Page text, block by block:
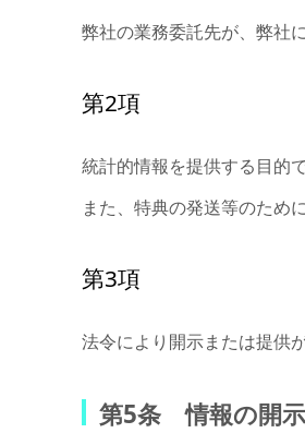
弊社の業務委託先が、弊社
第2項
統計的情報を提供する目的
また、特典の発送等のため
第3項
法令により開示または提供
第5条 情報の開